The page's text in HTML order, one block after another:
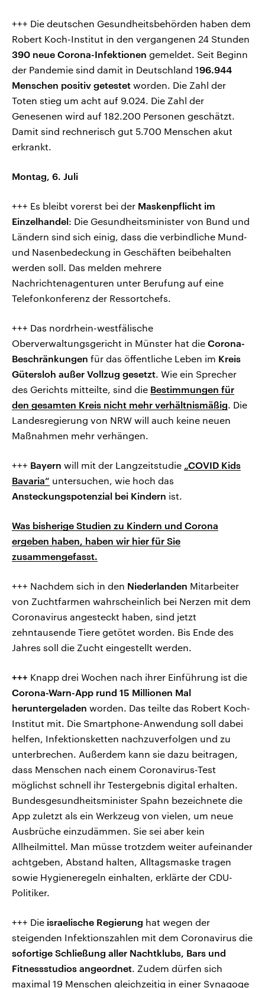
+++ Die deutschen Gesundheitsbehörden haben dem
Robert Koch-Institut in den vergangenen 24 Stunden
390 neue Corona-Infektionen gemeldet. Seit Beginn
der Pandemie sind damit in Deutschland 196.944
Menschen positiv getestet worden. Die Zahl der
Toten stieg um acht auf 9.024. Die Zahl der
Genesenen wird auf 182.200 Personen geschätzt.
Damit sind rechnerisch gut 5.700 Menschen akut
erkrankt.
Montag, 6. Juli
+++ Es bleibt vorerst bei der Maskenpflicht im
Einzelhandel: Die Gesundheitsminister von Bund und
Ländern sind sich einig, dass die verbindliche Mund-
und Nasenbedeckung in Geschäften beibehalten
werden soll. Das melden mehrere
Nachrichtenagenturen unter Berufung auf eine
Telefonkonferenz der Ressortchefs.
+++ Das nordrhein-westfälische
Oberverwaltungsgericht in Münster hat die Corona-
Beschränkungen für das öffentliche Leben im Kreis
Gütersloh außer Vollzug gesetzt. Wie ein Sprecher
des Gerichts mitteilte, sind die Bestimmungen für
den gesamten Kreis nicht mehr verhältnismäßig. Die
Landesregierung von NRW will auch keine neuen
Maßnahmen mehr verhängen.
+++ Bayern will mit der Langzeitstudie „COVID Kids
Bavaria“ untersuchen, wie hoch das
Ansteckungspotenzial bei Kindern ist.
Was bisherige Studien zu Kindern und Corona
ergeben haben, haben wir hier für Sie
zusammengefasst.
+++ Nachdem sich in den Niederlanden Mitarbeiter
von Zuchtfarmen wahrscheinlich bei Nerzen mit dem
Coronavirus angesteckt haben, sind jetzt
zehntausende Tiere getötet worden. Bis Ende des
Jahres soll die Zucht eingestellt werden.
+++ Knapp drei Wochen nach ihrer Einführung ist die
Corona-Warn-App rund 15 Millionen Mal
heruntergeladen worden. Das teilte das Robert Koch-
Institut mit. Die Smartphone-Anwendung soll dabei
helfen, Infektionsketten nachzuverfolgen und zu
unterbrechen. Außerdem kann sie dazu beitragen,
dass Menschen nach einem Coronavirus-Test
möglichst schnell ihr Testergebnis digital erhalten.
Bundesgesundheitsminister Spahn bezeichnete die
App zuletzt als ein Werkzeug von vielen, um neue
Ausbrüche einzudämmen. Sie sei aber kein
Allheilmittel. Man müsse trotzdem weiter aufeinander
achtgeben, Abstand halten, Alltagsmaske tragen
sowie Hygieneregeln einhalten, erklärte der CDU-
Politiker.
+++ Die israelische Regierung hat wegen der
steigenden Infektionszahlen mit dem Coronavirus die
sofortige Schließung aller Nachtklubs, Bars und
Fitnessstudios angeordnet. Zudem dürfen sich
maximal 19 Menschen gleichzeitig in einer Synagoge